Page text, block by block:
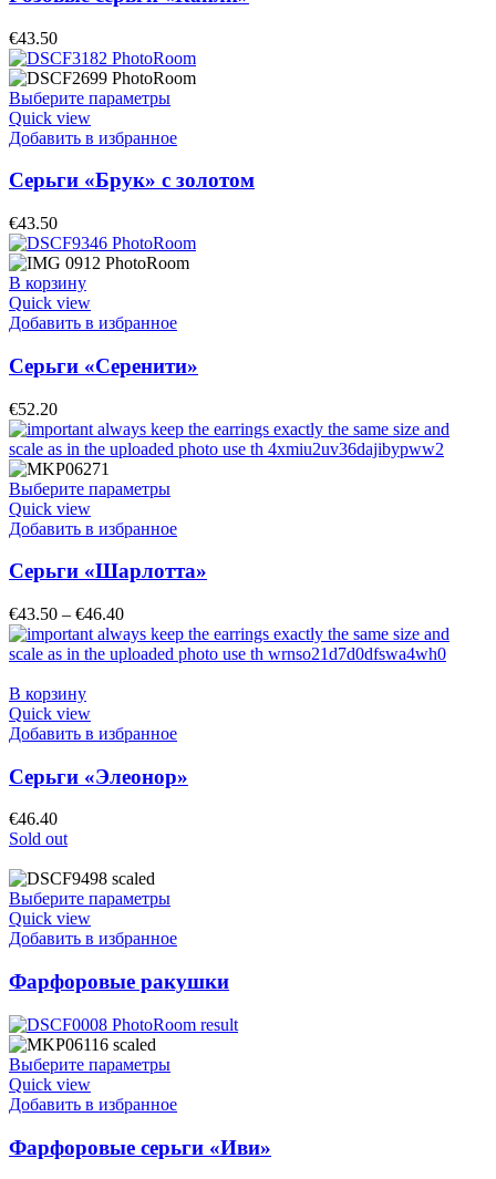
€43.50
Выберите параметры
Quick view
Добавить в избранное
Серьги «Брук» с золотом
€43.50
В корзину
Quick view
Добавить в избранное
Серьги «Серенити»
€52.20
Выберите параметры
Quick view
Добавить в избранное
Серьги «Шарлотта»
€43.50 – €46.40
В корзину
Quick view
Добавить в избранное
Серьги «Элеонор»
€46.40
Sold out
Выберите параметры
Quick view
Добавить в избранное
Фарфоровые ракушки
Выберите параметры
Quick view
Добавить в избранное
Фарфоровые серьги «Иви»